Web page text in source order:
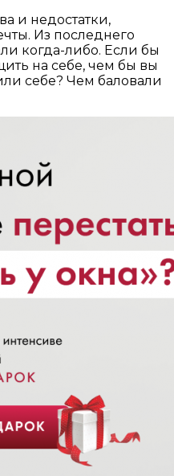
и недостатки,
Из последнего
когда-либо. Если бы
на себе, чем бы вы
себе? Чем баловали